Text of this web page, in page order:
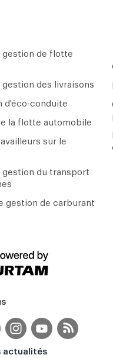
gestion de flotte
gestion des livraisons
d'éco-conduite
la flotte automobile
sur le
gestion du transport
gestion de carburant
actualités